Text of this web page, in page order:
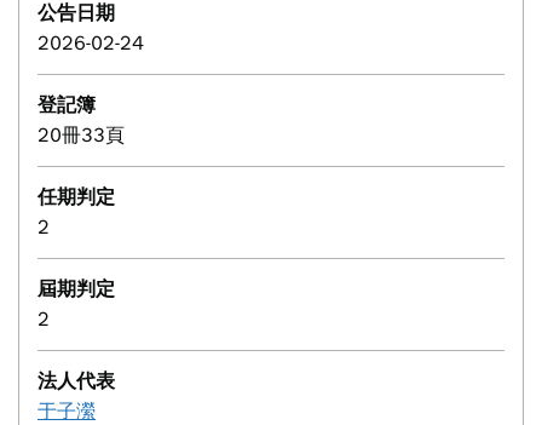
公告日期
2026-02-24
登記簿
20冊33頁
任期判定
2
屆期判定
2
法人代表
于子瀠